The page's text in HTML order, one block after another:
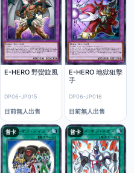
E-HERO 野蠻旋風
DP06-JP015
目前無人出售
E-HERO 地獄狙擊
手
DP06-JP016
目前無人出售
普卡 普卡